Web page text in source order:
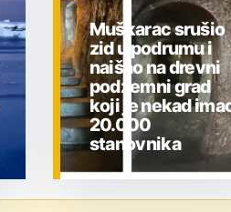
Muškarac srušio
zid u podrumu i
naišao na drevni
podzemni grad
koji je nekad
20.000
stanovnika